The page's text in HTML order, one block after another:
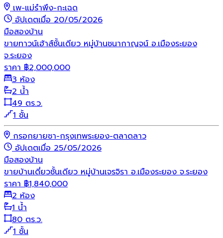
เพ-แม่รำพึง-กะเฉด
อัปเดตเมื่อ 20/05/2026
มือสองบ้าน
ขายทาวน์เฮ้าส์ชั้นเดียว หมู่บ้านชนากาญจน์ อ.เมืองระยอง
จ.ระยอง
ราคา ฿2,000,000
3 ห้อง
2 น้ำ
49 ตร.ว.
1 ชั้น
กรอกยายชา-กรุงเทพระยอง-ตลาดลาว
อัปเดตเมื่อ 25/05/2026
มือสองบ้าน
ขายบ้านเดี่ยวชั้นเดียว หมู่บ้านเจรจิรา อ.เมืองระยอง จ.ระยอง
ราคา ฿1,840,000
2 ห้อง
1 น้ำ
80 ตร.ว.
1 ชั้น